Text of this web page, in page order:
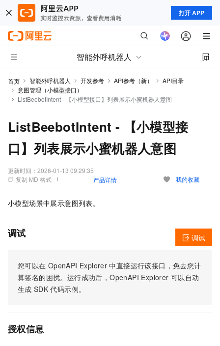
打开 APP
智能外呼机器人
首页 智能外呼机器人 开发参考 API参考（新）
API目录
意图管理（小模型接口）
ListBeebotIntent - 【小模型接口】列表展示小蜜机器人意图
ListBeebotIntent - 【小模型接
口】列表展示小蜜机器人意图
更新时间： 2026-01-13 09:29:35
复制 MD 格式
产品详情 我的收藏
小模型场景中展示意图列表。
调试
您可以在 OpenAPI Explorer 中直接运行该接口，免去您计
算签名的困扰。运行成功后，OpenAPI Explorer 可以自动
生成 SDK 代码示例。
调试
授权信息